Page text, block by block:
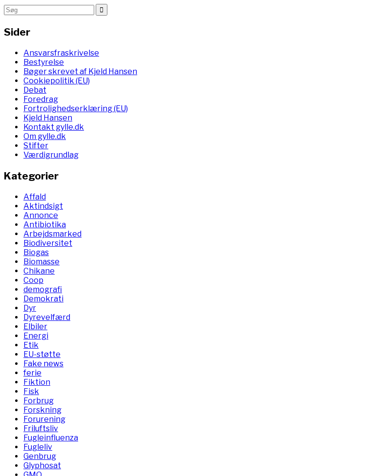
Sider
Ansvarsfraskrivelse
Bestyrelse
Bøger skrevet af Kjeld Hansen
Cookiepolitik (EU)
Debat
Foredrag
Fortrolighedserklæring (EU)
Kjeld Hansen
Kontakt gylle.dk
Om gylle.dk
Stifter
Værdigrundlag
Kategorier
Affald
Aktindsigt
Annonce
Antibiotika
Arbejdsmarked
Biodiversitet
Biogas
Biomasse
Chikane
Coop
demografi
Demokrati
Dyr
Dyrevelfærd
Elbiler
Energi
Etik
EU-støtte
Fake news
ferie
Fiktion
Fisk
Forbrug
Forskning
Forurening
Friluftsliv
Fugleinfluenza
Fugleliv
Genbrug
Glyphosat